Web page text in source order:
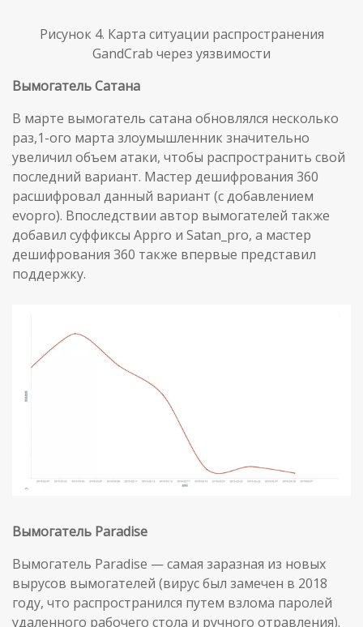
Рисунок 4. Карта ситуации распространения
GandCrab через уязвимости
Вымогатель Сатана
В марте вымогатель сатана обновлялся несколько
раз,1-ого марта злоумышленник значительно
увеличил объем атаки, чтобы распространить свой
последний вариант. Мастер дешифрования 360
расшифровал данный вариант (с добавлением
evopro). Впоследствии автор вымогателей также
добавил суффиксы Appro и Satan_pro, а мастер
дешифрования 360 также впервые представил
поддержку.
Вымогатель Paradise
Вымогатель Paradise — самая заразная из новых
вырусов вымогателей (вирус был замечен в 2018
году, что распространился путем взлома паролей
удаленного рабочего стола и ручного отравления).